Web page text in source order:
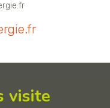
visite